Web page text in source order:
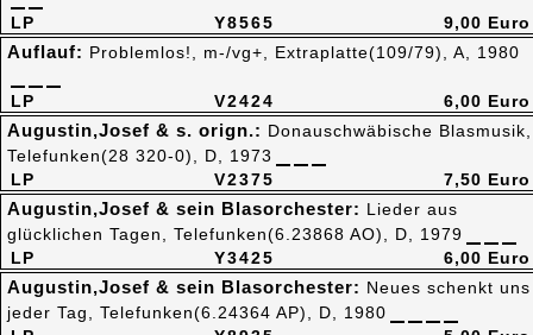
Y8565
LP 9,00 Euro
V2424
LP
Auflauf: Problemlos!, m-/vg+, Extraplatte(109/79), A, 1980
6,00 Euro
V2375
LP
Augustin,Josef & s. orign.: Donauschwäbische Blasmusik,
Telefunken(28 320-0), D, 1973
7,50 Euro
Y3425
LP
Augustin,Josef & sein Blasorchester: Lieder aus
glücklichen Tagen, Telefunken(6.23868 AO), D, 1979
6,00 Euro
Augustin,Josef & sein Blasorchester: Neues schenkt uns
jeder Tag, Telefunken(6.24364 AP), D, 1980